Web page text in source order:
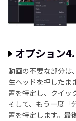
オプション
動画の不要な部分は
生ヘッドを押したま
置を特定し、クイッ
そして、もう一度「
置を特定します。最